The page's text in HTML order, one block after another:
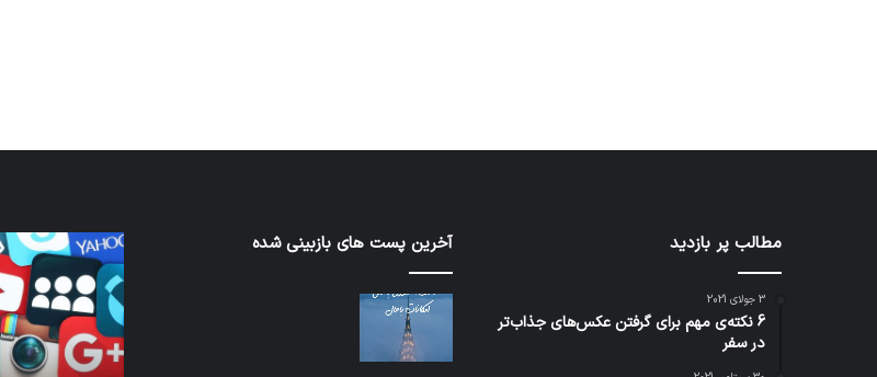
مطالب پر بازدید
3 جولای 2021
6 نکته‌ی مهم برای گرفتن عکس‌های جذاب‌تر
در سفر
آخرین پست های بازبینی شده
شبکه
می‌تواند
سقوط
کدام
پیام‌رسان
اطلاعات
کاربران
را
نخستین
وسیله
کاملا
خودران
نقلیه
اپل